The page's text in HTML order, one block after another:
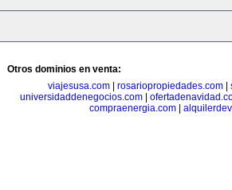
Otros dominios en venta:
viajesusa.com| rosariopropiedades.com|
universidaddenegocios.com
compraenergia.com|